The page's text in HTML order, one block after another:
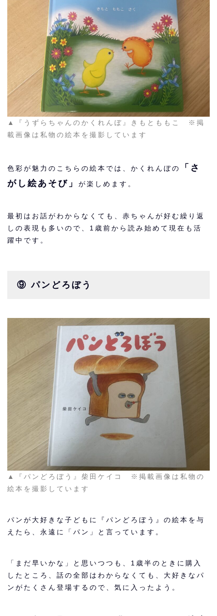
▲『うずらちゃんのかくれんぼ』きもとももこ ※掲
載画像は私物の絵本を撮影しています
色彩が魅力のこちらの絵本では、かくれんぼの
「さ
がし絵あそび」
が楽しめます。
最初はお話がわからなくても、赤ちゃんが好む繰り返
しの表現も多いので、1歳前から読み始めて現在も活
躍中です。
⑨ パンどろぼう
▲『パンどろぼう』柴田ケイコ ※掲載画像は私物の
絵本を撮影しています
パンが大好きな子どもに『パンどろぼう』の絵本を与
えたら、永遠に「パン」と言っています。
「まだ早いかな」と思いつつも、1歳半のときに購入
したところ、話の全部はわからなくても、大好きなパ
ンがたくさん登場するので、気に入ったよう。